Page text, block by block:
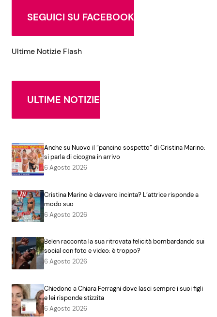
SEGUICI SU FACEBOOK
Ultime Notizie Flash
ULTIME NOTIZIE
Anche su Nuovo il “pancino sospetto” di Cristina Marino:
si parla di cicogna in arrivo
6 Agosto 2026
Cristina Marino è davvero incinta? L’attrice risponde a
modo suo
6 Agosto 2026
Belen racconta la sua ritrovata felicità bombardando sui
social con foto e video: è troppo?
6 Agosto 2026
Chiedono a Chiara Ferragni dove lasci sempre i suoi figli
e lei risponde stizzita
6 Agosto 2026